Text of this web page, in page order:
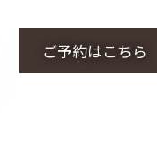
ご予約はこちら